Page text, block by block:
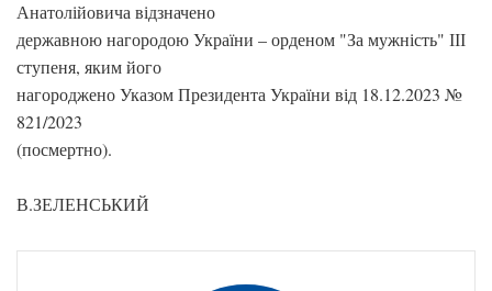
Анатолійовича відзначено
державною нагородою України – орденом "За мужність" ІІІ
ступеня, яким його
нагороджено Указом Президента України від 18.12.2023 №
821/2023
(посмертно).
В.ЗЕЛЕНСЬКИЙ